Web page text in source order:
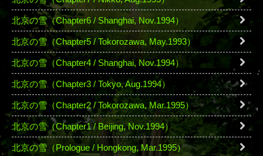
北京の雪（Chapter6 / Shanghai, Nov.1994）
北京の雪（Chapter5 / Tokorozawa, May.1993）
北京の雪（Chapter4 / Shanghai, Nov.1994）
北京の雪（Chapter3 / Tokyo, Aug.1994）
北京の雪（Chapter2 / Tokorozawa, Mar.1995）
北京の雪（Chapter1 / Beijing, Nov.1994）
北京の雪（Prologue / Hongkong, Mar.1995）